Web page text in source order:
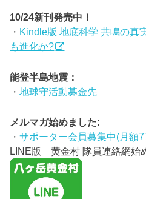
10/24新刊発売中！
・ Kindle版 地底科学 共鳴の真
も進化か?
能登半島地震：
・地球守活動募金先
メルマガ始めました:
・サポーター会員募集中(月額
LINE版 黄金村 隊員連絡網始